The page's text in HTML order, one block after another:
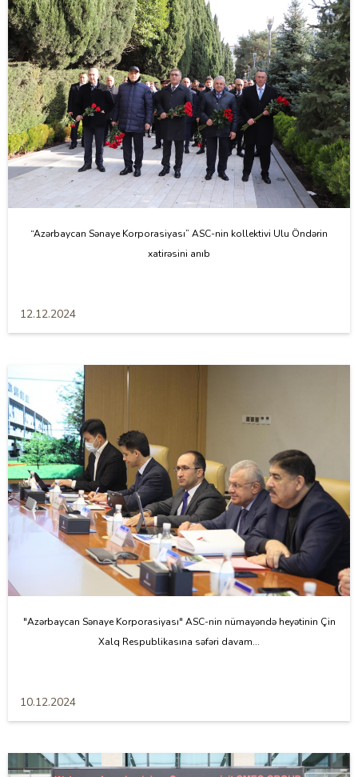
“Azərbaycan Sənaye Korporasiyası” ASC-nin kollektivi Ulu Öndərin
xatirəsini anıb
12.12.2024
"Azərbaycan Sənaye Korporasiyası" ASC-nin nümayəndə heyətinin Çin
Xalq Respublikasına səfəri davam...
10.12.2024